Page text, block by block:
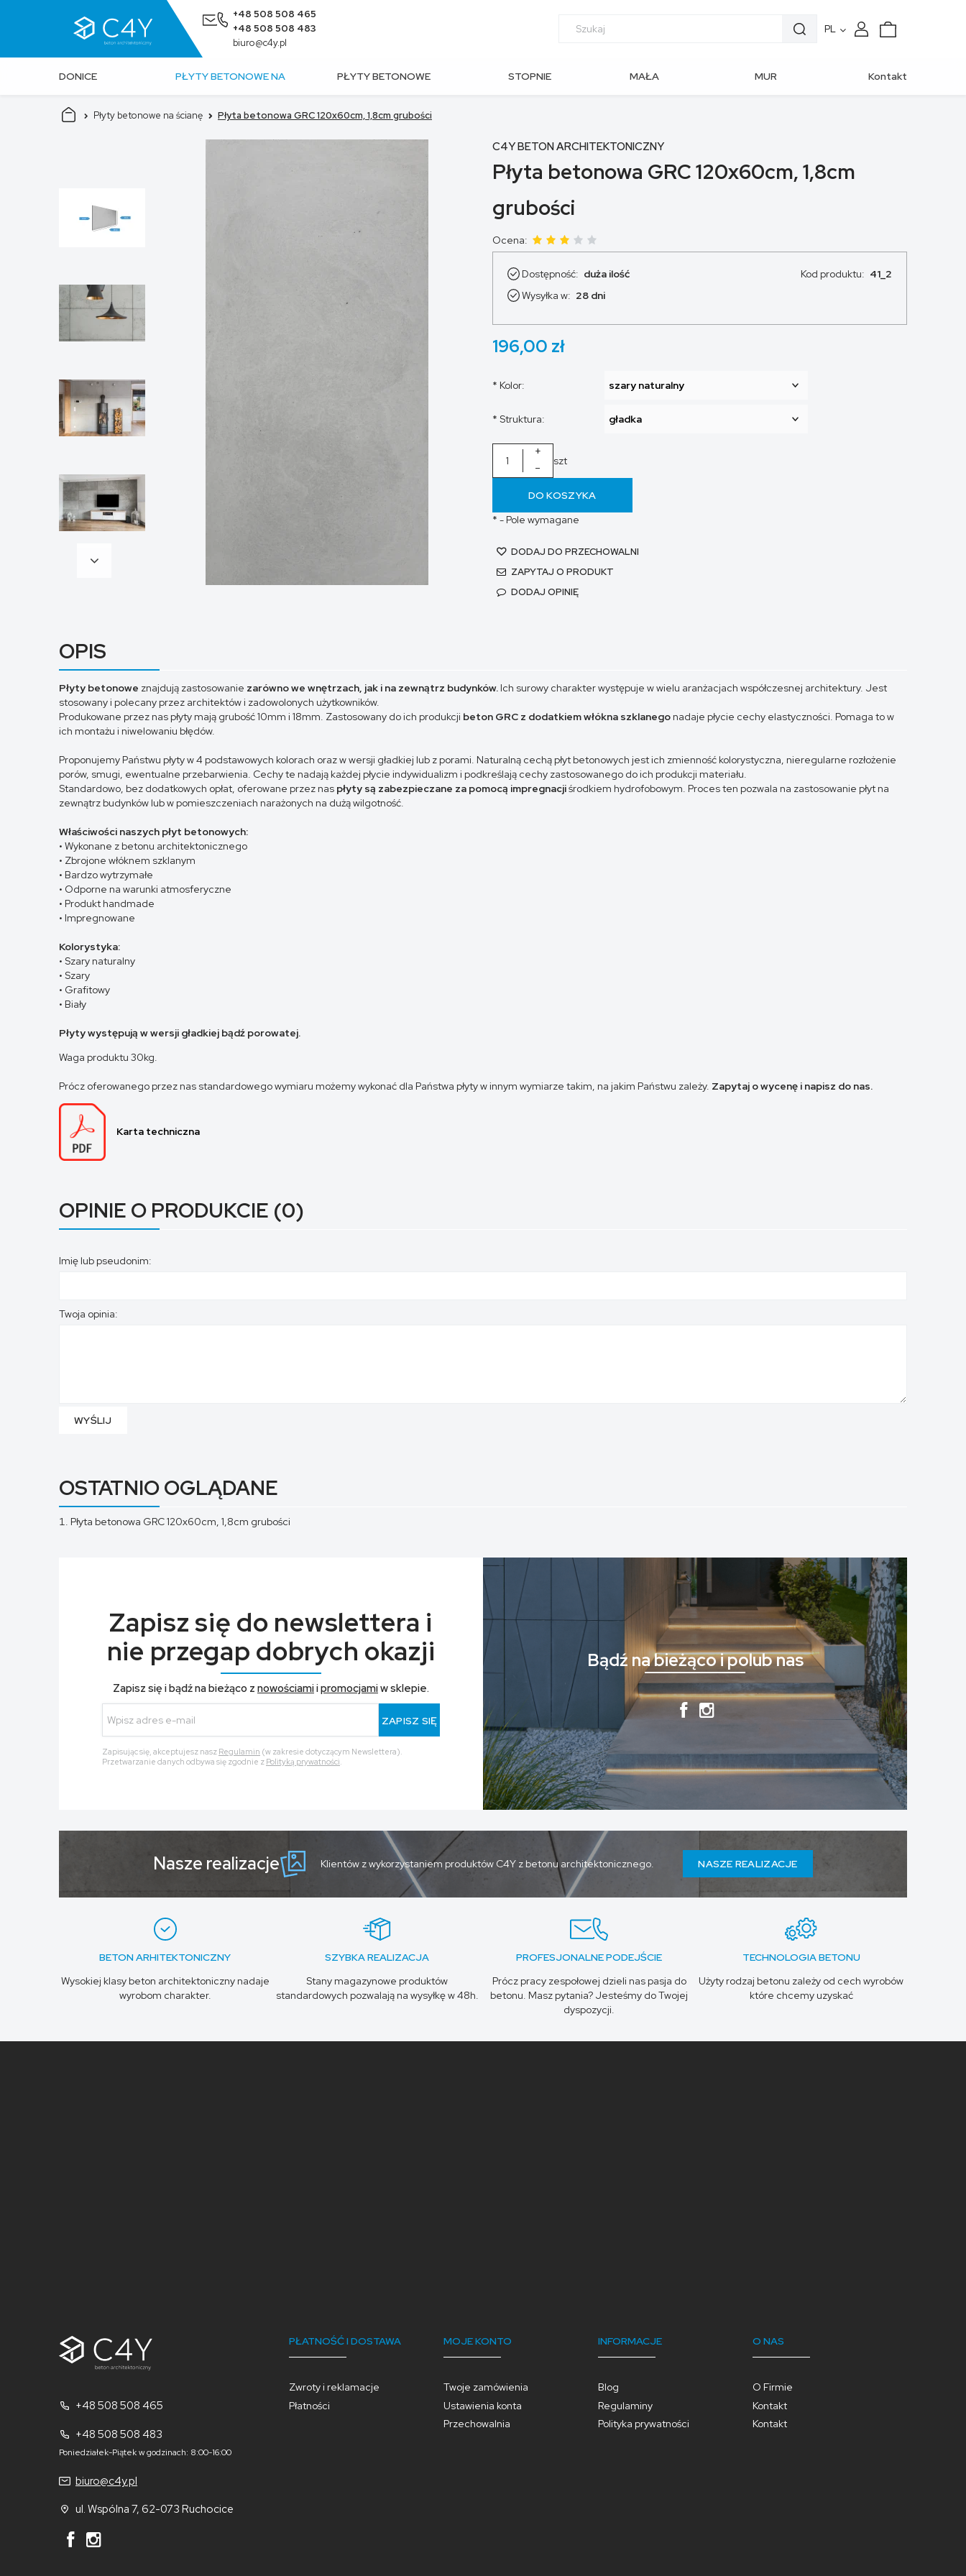
+48 508 508 465
+48 508 508 483
biuro@c4y.pl
PL
DONICE
BETONOWE
PŁYTY BETONOWE NA
ŚCIANĘ
PŁYTY BETONOWE
OGRODOWE
STOPNIE MAŁA MUR Kontakt
Płyty betonowe na ścianę Płyta betonowa GRC 120x60cm, 1,8cm grubości
C4Y BETON ARCHITEKTONICZNY
Płyta betonowa GRC 120x60cm, 1,8cm
grubości
Ocena:
Dostępność: duża ilość
Wysyłka w: 28 dni
Kod produktu: 41_2
196,00 zł
* Kolor:
* Struktura:
-
+
szt
DO KOSZYKA
* - Pole wymagane
DODAJ DO PRZECHOWALNI
ZAPYTAJ O PRODUKT
DODAJ OPINIĘ
OPIS
Płyty betonowe znajdują zastosowanie zarówno we wnętrzach, jak i na zewnątrz budynków. Ich surowy charakter występuje w wielu aranżacjach współczesnej architektury. Jest
stosowany i polecany przez architektów i zadowolonych użytkowników.
Produkowane przez nas płyty mają grubość10mm i 18mm. Zastosowany do ich produkcji beton GRC z dodatkiem włókna szklanego nadaje płycie cechy elastyczności. Pomaga to w
ich montażu i niwelowaniu błędów.
Proponujemy Państwu płyty w 4 podstawowych kolorach oraz w wersji gładkiej lub z porami. Naturalną cechą płyt betonowych jest ich zmienność kolorystyczna, nieregularne rozłożenie
porów, smugi, ewentualne przebarwienia. Cechy te nadają każdej płycie indywidualizm i podkreślają cechy zastosowanego do ich produkcji materiału.
Standardowo, bez dodatkowych opłat, oferowane przez nas płyty są zabezpieczane za pomocą impregnacjiśrodkiem hydrofobowym. Proces ten pozwala na zastosowanie płyt na
zewnątrz budynków lub w pomieszczeniach narażonych na dużą wilgotność.
Właściwości naszych płyt betonowych:
• Wykonane z betonu architektonicznego
• Zbrojone włóknem szklanym
• Bardzo wytrzymałe
• Odporne na warunki atmosferyczne
• Produkt handmade
• Impregnowane
Kolorystyka:
• Szary naturalny
• Szary
• Grafitowy
• Biały
Płyty występują w wersji gładkiej bądź porowatej.
Waga produktu 30kg.
Prócz oferowanego przez nas standardowego wymiaru możemy wykonać dla Państwa płyty w innym wymiarze takim, na jakim Państwu zależy. Zapytaj o wycenę i napisz do nas.
Karta techniczna
OPINIE O PRODUKCIE (0)
Imię lub pseudonim:
Twoja opinia:
WYŚLIJ
OSTATNIO OGLĄDANE
Płyta betonowa GRC 120x60cm, 1,8cm grubości
Zapisz się do newslettera i
nie przegap dobrych okazji
Zapisz się i bądź na bieżąco z nowościamiipromocjamiw sklepie.
ZAPISZ SIĘ
Zapisując się, akceptujesz nasz Regulamin (w zakresie dotyczącym Newslettera).
Przetwarzanie danych odbywa się zgodnie z Polityką prywatności.
Bądź na bieżąco i polub nas
Nasze realizacje Klientów z wykorzystaniem produktów C4Y z betonu architektonicznego. NASZE REALIZACJE
BETON ARHITEKTONICZNY
Wysokiej klasy beton architektoniczny nadaje
wyrobom charakter.
SZYBKA REALIZACJA
Stany magazynowe produktów
standardowych pozwalają na wysyłkę w 48h.
PROFESJONALNE PODEJŚCIE
Prócz pracy zespołowej dzieli nas pasja do
betonu. Masz pytania? Jesteśmy do Twojej
dyspozycji.
TECHNOLOGIA BETONU
Użyty rodzaj betonu zależy od cech wyrobów
które chcemy uzyskać
+48 508 508 465
+48 508 508 483
Poniedziałek-Piątek w godzinach: 8:00-16:00
biuro@c4y.pl
ul. Wspólna 7, 62-073 Ruchocice
PŁATNOŚĆ I DOSTAWA
Zwroty i reklamacje
Płatności
MOJE KONTO
Twoje zamówienia
Ustawienia konta
Przechowalnia
INFORMACJE
Blog
Regulaminy
Polityka prywatności
O NAS
O Firmie
Kontakt
Kontakt